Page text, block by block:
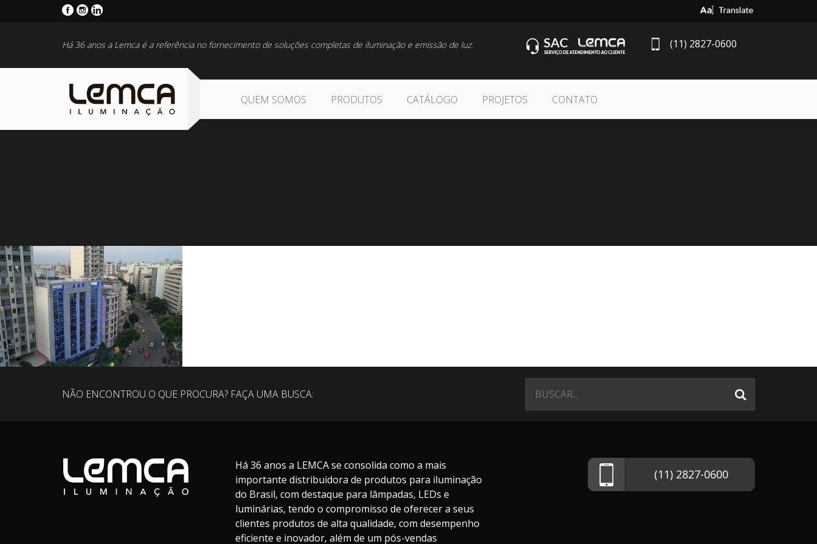
Select Language
Há 36 anos a Lemca é a referência no fornecimento de soluções completas de iluminação e emissão de luz. (11) 2827-0600
QUEM SOMOS PRODUTOS CATÁLOGO PROJETOS CONTATO
NÃO ENCONTROU O QUE PROCURA? FAÇA UMA BUSCA:
Há 36 anos a LEMCA se consolida como a mais
importante distribuidora de produtos para iluminação
do Brasil, com destaque para lâmpadas, LEDs e
luminárias, tendo o compromisso de oferecer a seus
clientes produtos de alta qualidade, com desempenho
eficiente e inovador, além de um pós-vendas
(11) 2827-0600